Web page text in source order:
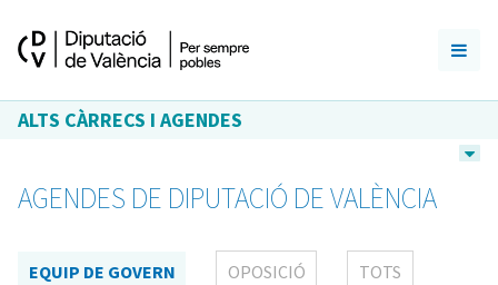
ALTS CÀRRECS I AGENDES
AGENDES DE DIPUTACIÓ DE VALÈNCIA
EQUIP DE GOVERN OPOSICIÓ TOTS